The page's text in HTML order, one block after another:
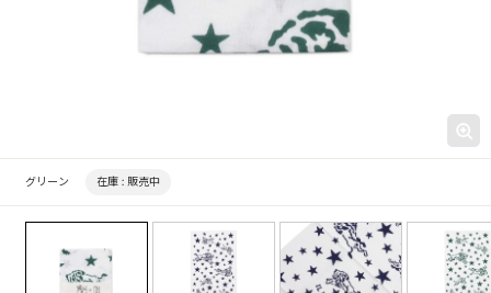
グリーン 在庫 : 販売中